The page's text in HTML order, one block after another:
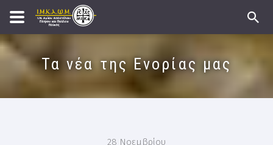
Τα νέα της Ενορίας μας
28 Νοεμβρίου